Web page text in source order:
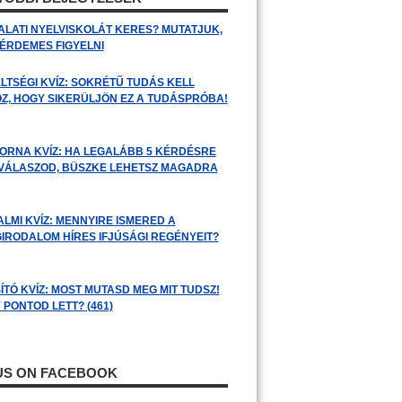
NYELVISKOLÁT KERES? MUTATJUK,
FIGYELNI
KVÍZ: SOKRÉTŰ TUDÁS KELL
HOGY SIKERÜLJÖN EZ A TUDÁSPRÓBA!
KVÍZ: HA LEGALÁBB 5 KÉRDÉSRE
BÜSZKE LEHETSZ MAGADRA
KVÍZ: MENNYIRE ISMERED A
HÍRES IFJÚSÁGI REGÉNYEIT?
KVÍZ: MOST MUTASD MEG MIT TUDSZ!
LETT? (461)
ON FACEBOOK